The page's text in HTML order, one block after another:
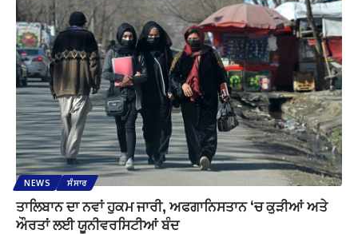
NEWS ਸੰਸਾਰ
ਤਾਲਿਬਾਨ ਦਾ ਨਵਾਂ ਹੁਕਮ ਜਾਰੀ, ਅਫਗਾਨਿਸਤਾਨ ‘ਚ ਕੁੜੀਆਂ ਅਤੇ
ਔਰਤਾਂ ਲਈ ਯੂਨੀਵਰਸਿਟੀਆਂ ਬੰਦ